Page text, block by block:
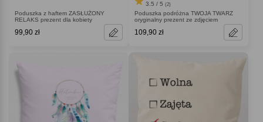
Poduszka z haftem ZASŁUŻONY
RELAKS prezent dla kobiety
99,90 zł
3.5 / 5 (2)
Poduszka podróżna TWOJA TWARZ
oryginalny prezent ze zdjęciem
109,90 zł